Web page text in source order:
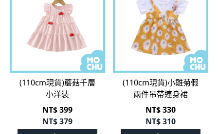
(110cm現貨)蘑菇千層
小洋裝
NT$ 399
NT$379
(110cm現貨)小雛菊假
兩件吊帶連身裙
NT$ 330
NT$310